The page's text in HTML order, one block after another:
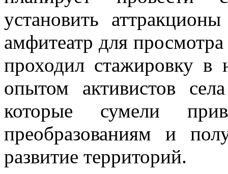
установить
амфитеатр для
проходил стажировку в
опытом активистов
которые сумели
преобразованиям и
развитие территорий.